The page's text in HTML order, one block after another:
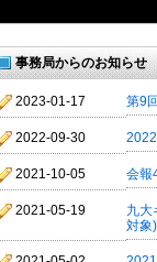
事務局からのお知らせ
2023-01-17 第9
2022-09-30
2021-10-05 会報
2021-05-19
九大
対象)